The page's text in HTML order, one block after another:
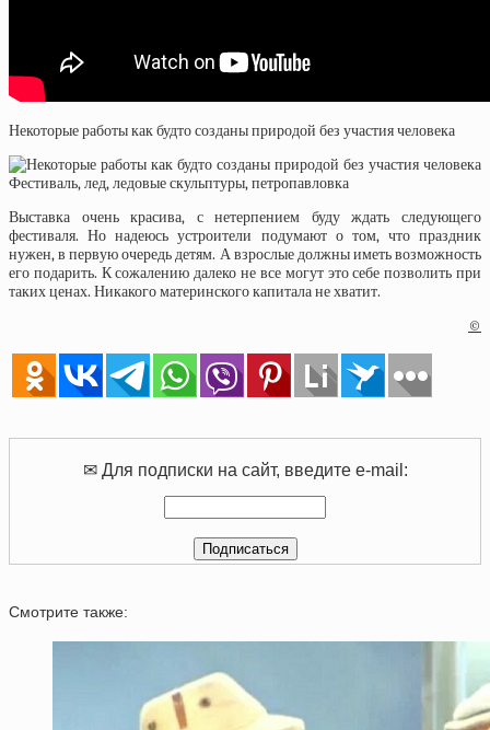
Некоторые работы как будто созданы природой без участия человека
Выставка очень красива, с нетерпением буду ждать следующего
фестиваля. Но надеюсь устроители подумают о том, что праздник
нужен, в первую очередь детям. А взрослые должны иметь возможность
его подарить. К сожалению далеко не все могут это себе позволить при
таких ценах. Никакого материнского капитала не хватит.
©
✉ Для подписки на сайт, введите e-mail:
Смотрите также: